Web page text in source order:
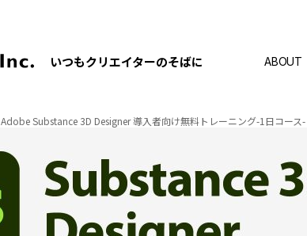
いつもクリエイターのそばに ABOUT
Adobe Substance 3D Designer 導入者向け無料トレーニング-1日コース-